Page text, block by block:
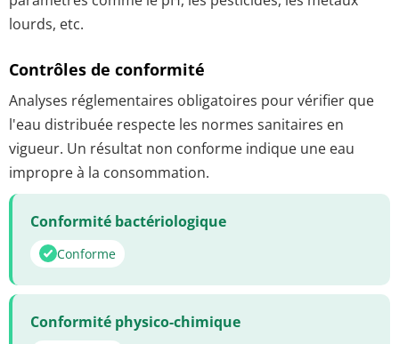
lourds, etc.
Contrôles de conformité
Analyses réglementaires obligatoires pour vérifier que
l'eau distribuée respecte les normes sanitaires en
vigueur. Un résultat non conforme indique une eau
impropre à la consommation.
Conformité bactériologique
Conforme
Conformité physico-chimique